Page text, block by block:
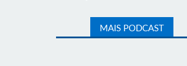
MAIS PODCAST